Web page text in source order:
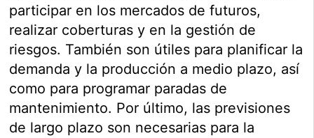
participar en los mercados de futuros,
realizar coberturas y en la gestión de
riesgos. También son útiles para planificar la
demanda y la producción a medio plazo, así
como para programar paradas de
mantenimiento. Por último, las previsiones
de largo plazo son necesarias para la